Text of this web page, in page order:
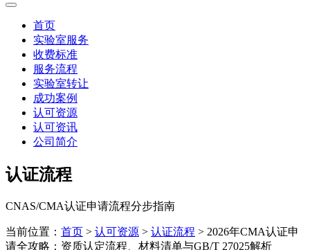
首页
实验室服务
收费标准
服务流程
实验室转让
成功案例
认可资源
认可资讯
公司简介
认证流程
CNAS/CMA认证申请流程分步指南
当前位置： 首页 > 认可资源 > 认证流程 > 2026年CMA认证申
请全攻略：资质认定流程、材料清单与GB/T 27025解析